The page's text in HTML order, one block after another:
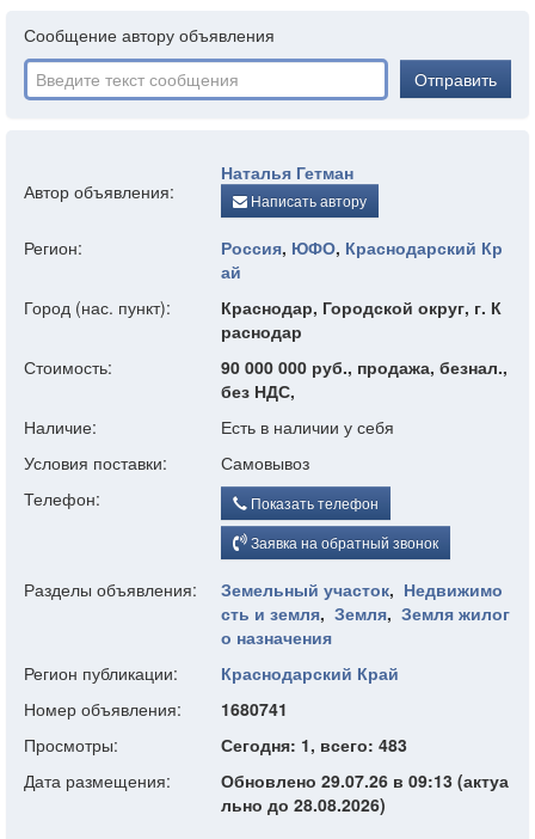
Сообщение автору объявления
Отправить
Автор объявления:
Наталья Гетман
Написать автору
Регион: Россия, ЮФО, Краснодарский Кр
ай
Город (нас. пункт):
Краснодар, Городской округ, г. К
раснодар
Стоимость:
90 000 000 руб., продажа, безнал.,
без НДС,
Наличие:
Есть в наличии у себя
Условия поставки:
Самовывоз
Телефон:
Показать телефон
Заявка на обратный звонок
Разделы объявления: Земельный участок, Недвижимо
сть и земля, Земля, Земля жилог
о назначения
Регион публикации:
Краснодарский Край
Номер объявления:
1680741
Просмотры:
Сегодня: 1, всего: 483
Дата размещения:
Обновлено 29.07.26 в 09:13 (актуа
льно до 28.08.2026)